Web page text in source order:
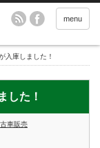
menu
入庫しました！
した！
車販売